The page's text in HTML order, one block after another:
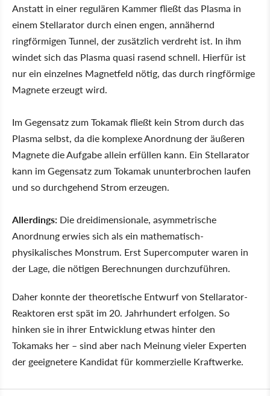
Anstatt in einer regulären Kammer fließt das Plasma in
einem Stellarator durch einen engen, annähernd
ringförmigen Tunnel, der zusätzlich verdreht ist. In ihm
windet sich das Plasma quasi rasend schnell. Hierfür ist
nur ein einzelnes Magnetfeld nötig, das durch ringförmige
Magnete erzeugt wird.
Im Gegensatz zum Tokamak fließt kein Strom durch das
Plasma selbst, da die komplexe Anordnung der äußeren
Magnete die Aufgabe allein erfüllen kann. Ein Stellarator
kann im Gegensatz zum Tokamak ununterbrochen laufen
und so durchgehend Strom erzeugen.
Allerdings: Die dreidimensionale, asymmetrische
Anordnung erwies sich als ein mathematisch-
physikalisches Monstrum. Erst Supercomputer waren in
der Lage, die nötigen Berechnungen durchzuführen.
Daher konnte der theoretische Entwurf von Stellarator-
Reaktoren erst spät im 20. Jahrhundert erfolgen. So
hinken sie in ihrer Entwicklung etwas hinter den
Tokamaks her – sind aber nach Meinung vieler Experten
der geeignetere Kandidat für kommerzielle Kraftwerke.